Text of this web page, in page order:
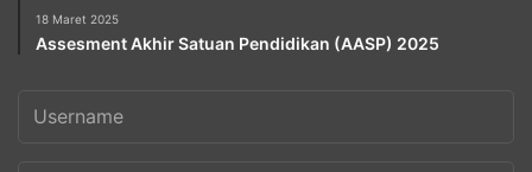
18 Maret 2025
Assesment Akhir Satuan Pendidikan (AASP) 2025